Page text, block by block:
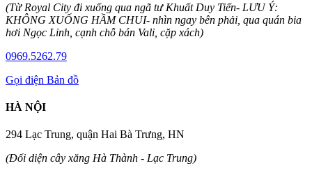
(Từ Royal City đi xuống qua ngã tư Khuất Duy Tiến- LƯU Ý:
KHÔNG XUỐNG HẦM CHUI- nhìn ngay bên phải, qua quán bia
hơi Ngọc Linh, cạnh chỗ bán Vali, cặp xách)
0969.5262.79
Gọi điện Bản đồ
HÀ NỘI
294 Lạc Trung, quận Hai Bà Trưng, HN
(Đối diện cây xăng Hà Thành - Lạc Trung)